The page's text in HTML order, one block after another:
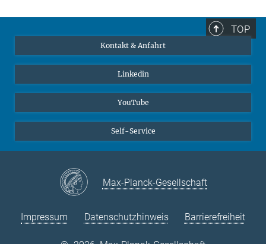
TOP
Kontakt & Anfahrt
Linkedin
YouTube
Self-Service
Max-Planck-Gesellschaft
Impressum Datenschutzhinweis Barrierefreiheit